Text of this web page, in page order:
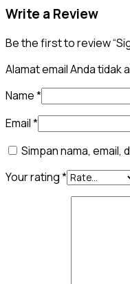
Write a Review
Be the first to review
Alamat email Anda tidak
Name*
Email*
Simpan nama, email,
Your rating*